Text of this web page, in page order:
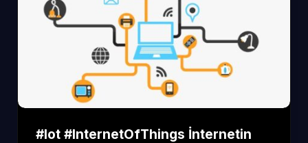
#Iot #InternetOfThings İnternetin